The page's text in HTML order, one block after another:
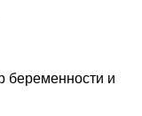
беременности и